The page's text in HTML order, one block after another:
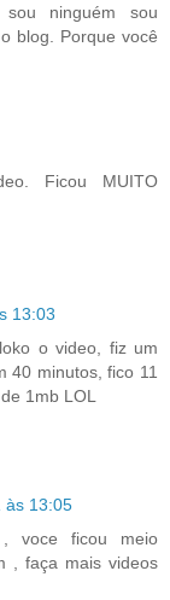
ninguém sou
blog. Porque você
Ficou MUITO
13:03
o video, fiz um
40 minutos, fico 11
1mb LOL
às 13:05
voce ficou meio
, faça mais videos